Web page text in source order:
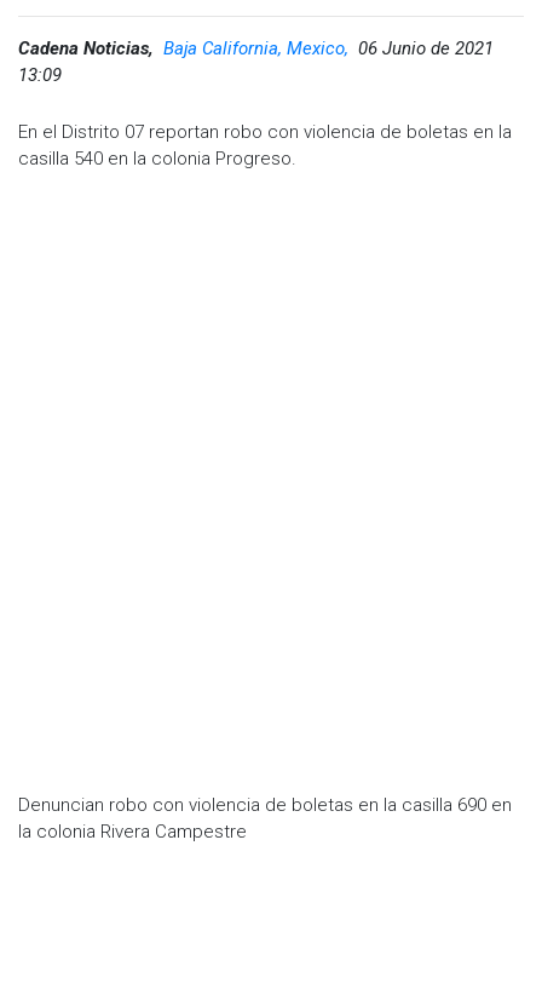
Cadena Noticias, Baja California, Mexico, 06 Junio de 2021
13:09
En el Distrito 07 reportan robo con violencia de boletas en la
casilla 540 en la colonia Progreso.
Denuncian robo con violencia de boletas en la casilla 690 en
la colonia Rivera Campestre